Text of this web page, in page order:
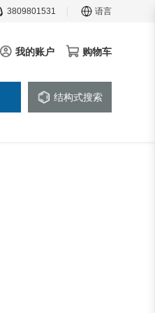
语言
3809801531
我的账户 购物车
结构式搜索